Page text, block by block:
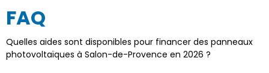
FAQ
Quelles aides sont disponibles pour financer des panneaux
photovoltaïques à Salon-de-Provence en 2026 ?